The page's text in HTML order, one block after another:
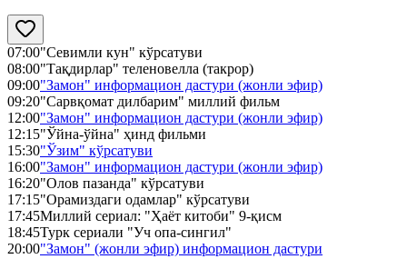
07:00"Севимли кун" кўрсатуви
08:00"Тақдирлар" теленовелла (такрор)
09:00"Замон" информацион дастури (жонли эфир)
09:20"Сарвқомат дилбарим" миллий фильм
12:00"Замон" информацион дастури (жонли эфир)
12:15"Ўйна-ўйна" ҳинд фильми
15:30"Ўзим" кўрсатуви
16:00"Замон" информацион дастури (жонли эфир)
16:20"Олов пазанда" кўрсатуви
17:15"Орамиздаги одамлар" кўрсатуви
17:45Миллий сериал: "Ҳаёт китоби" 9-қисм
18:45Турк сериали "Уч опа-сингил"
20:00"Замон" (жонли эфир) информацион дастури